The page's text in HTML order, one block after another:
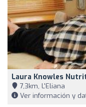
Laura Knowles
7,3km, L'Eliana
Ver información y